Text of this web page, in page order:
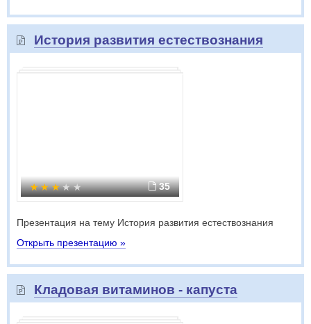
История развития естествознания
35
Презентация на тему История развития естествознания
Открыть презентацию »
Кладовая витаминов - капуста